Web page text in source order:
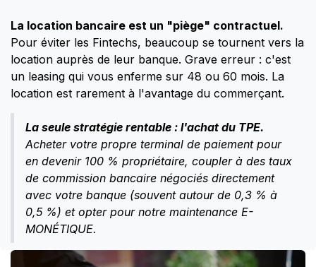
La location bancaire est un "piège" contractuel.
Pour éviter les Fintechs, beaucoup se tournent vers la
location auprès de leur banque. Grave erreur : c'est
un leasing qui vous enferme sur 48 ou 60 mois. La
location est rarement à l'avantage du commerçant.
La seule stratégie rentable : l'achat du TPE.
Acheter votre propre terminal de paiement pour
en devenir 100 % propriétaire, coupler à des taux
de commission bancaire négociés directement
avec votre banque (souvent autour de 0,3 % à
0,5 %) et opter pour notre maintenance E-
MONÉTIQUE.